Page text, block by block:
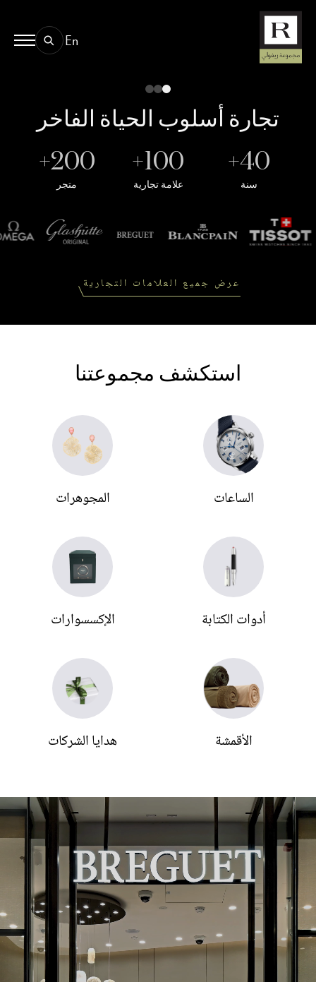
En
40+
سنة
100+
علامة تجارية
200+
متجر
تجارة أسلوب الحياة الفاخر
عرض جميع العلامات التجارية
استكشف مجموعتنا
الساعات المجوهرات
أدوات الكتابة الإكسسوارات
الأقمشة هدايا الشركات
BOOK AN EYE TEST
TYPE OF TEST & LOCATION